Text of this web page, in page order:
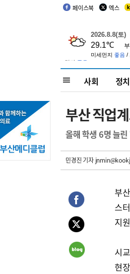
페이스북 엑스
사회 정치
부산 직업
올해 학생 6명 늘
민경진 기자
부
스
지
시
현